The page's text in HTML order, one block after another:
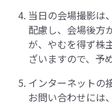
当日の会場撮影は
配慮し、会場後方
が、やむを得ず株
ざいますので、予
インターネットの
お問い合わせには